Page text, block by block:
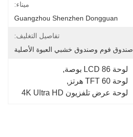
ميناء:
Guangzhou Shenzhen Dongguan
تفاصيل التغليف:
صندوق فوم وصندوق خشبي العبوة الأصلية
لوحة LCD 86 بوصة
,
لوحة TFT 60 هرتز
,
لوحة عرض تلفزيون 4K Ultra HD